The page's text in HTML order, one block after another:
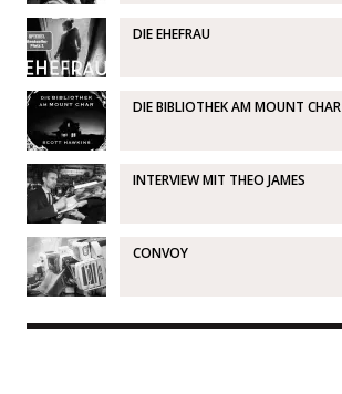
DIE EHEFRAU
DIE BIBLIOTHEK AM MOUNT CHAR
INTERVIEW MIT THEO JAMES
CONVOY